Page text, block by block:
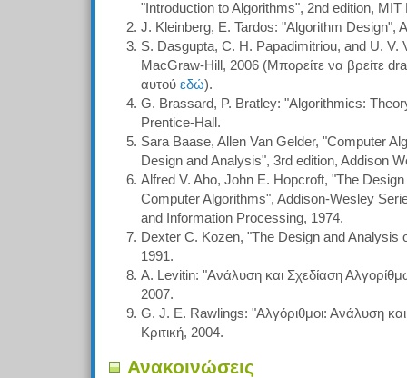
"Introduction to Algorithms", 2nd edition, MIT
J. Kleinberg, E. Tardos: "Algorithm Design",
S. Dasgupta, C. H. Papadimitriou, and U. V.
MacGraw-Hill, 2006 (Μπορείτε να βρείτε
αυτού εδώ).
G. Brassard, P. Bratley: "Algorithmics:
Prentice-Hall.
Sara Baase, Allen Van Gelder, "Computer
Design and Analysis", 3rd edition, Addison
Alfred V. Aho, John E. Hopcroft, "The
Computer Algorithms", Addison-Wesley
and Information Processing, 1974.
Dexter C. Kozen, "The Design and Analysis
1991.
A. Levitin: "Ανάλυση και Σχεδίαση
2007.
G. J. E. Rawlings: "Αλγόριθμοι: Ανάλυση
Κριτική, 2004.
Ανακοινώσεις